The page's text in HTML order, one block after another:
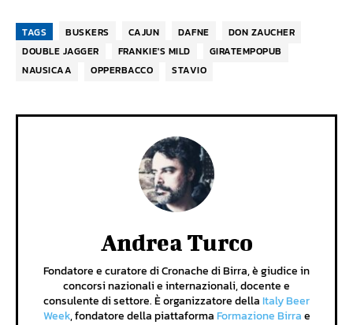
TAGS BUSKERS CAJUN DAFNE
DON ZAUCHER
DOUBLE JAGGER
FRANKIE'S MILD
GIRATEMPOPUB
NAUSICAA
OPPERBACCO STAVIO
Andrea Turco
Fondatore e curatore di Cronache di Birra, è giudice in
concorsi nazionali e internazionali, docente e
consulente di settore. È organizzatore della Italy Beer
Week, fondatore della piattaforma Formazione Birrae